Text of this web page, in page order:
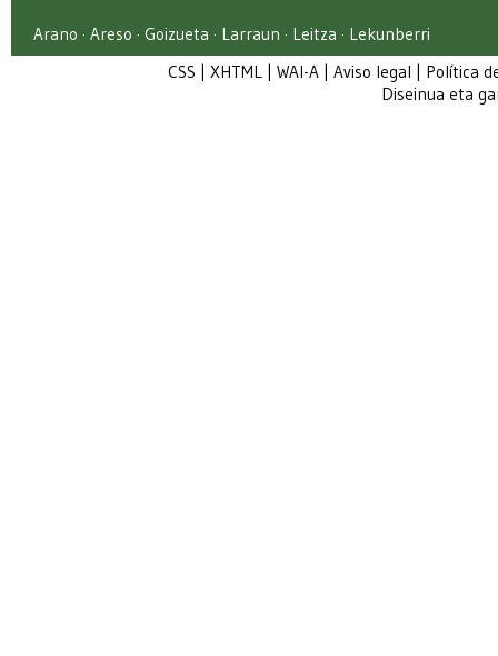
Arano · Areso · Goizueta · Larraun · Leitza · Lekunberri
CSS | XHTML | WAI-A | Aviso legal | Política
Diseinua eta